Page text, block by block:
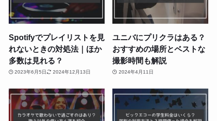
Spotifyでプレイリストを見
れないときの対処法｜ほか
多数は見れる？
2023年6月5日 2024年12月13日
ユニバにプリクラはある？
おすすめの場所とベストな
撮影時間も解説
2024年4月11日